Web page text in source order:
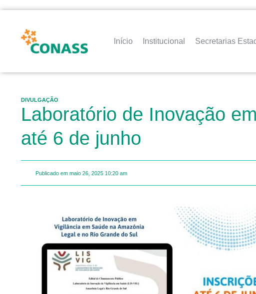
Início Institucional Secretarias
DIVULGAÇÃO
Laboratório de Inovação
até 6 de junho
Publicado em maio 26, 2025 10:20 am